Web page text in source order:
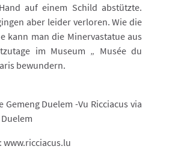
auf einem Schild abstützte.
aber leider verloren. Wie die
kann man die Minervastatue aus
im Museum „ Musée du
bewundern.
Gemeng Duelem -Vu Ricciacus via